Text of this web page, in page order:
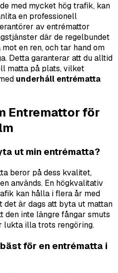
med mycket hög trafik, kan
en professionell
av entrémattor
där de regelbundet
en ren, och tar hand om
Detta garanterar att du alltid
matta på plats, vilket
underhåll entrématta
Entremattor för
ut min entrématta?
beror på dess kvalitet,
används. En högkvalitativ
kan hålla i flera år med
det är dags att byta ut mattan
den inte längre fångar smuts
lukta illa trots rengöring.
för en entrématta i